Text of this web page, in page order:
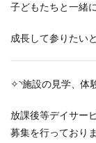
子どもたちと一緒に
成長して参りたい
✧◝施設の見学、体
放課後等デイサー
募集を行っておりま